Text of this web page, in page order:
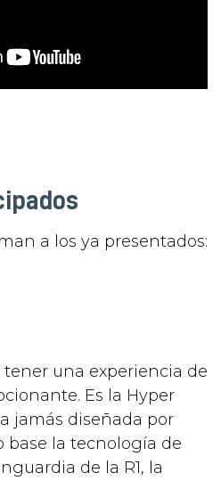
a los ya presentados:
tener una experiencia de
Es la Hyper
jamás diseñada por
base la tecnología de
de la R1, la